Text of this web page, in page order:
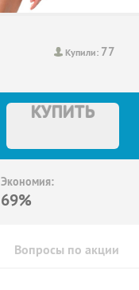
Купили: 77
КУПИТЬ
Экономия:
69%
Вопросы по акции